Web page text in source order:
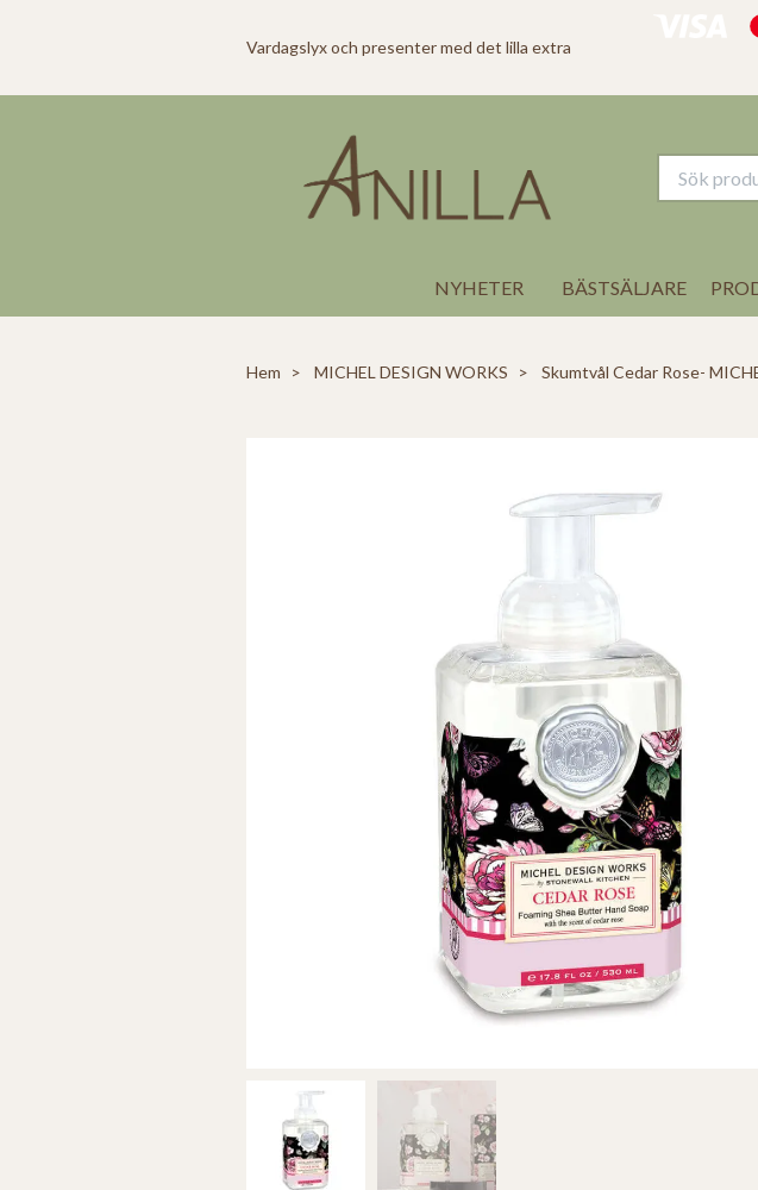
Vardagslyx och presenter med det lilla extra
NYHETER BÄSTSÄLJARE
Hem MICHEL DESIGN WORKS Skumtvål Cedar Rose-